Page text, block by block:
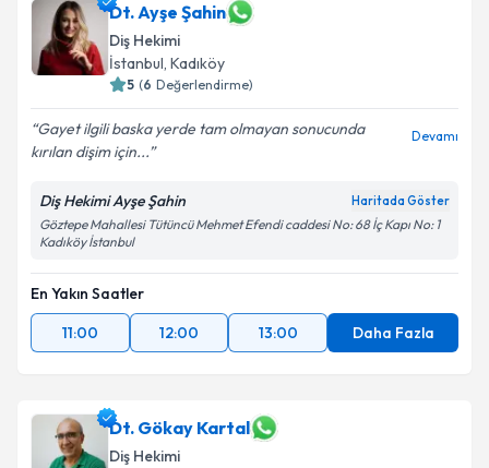
Dt. Ayşe Şahin
Diş Hekimi
İstanbul, Kadıköy
5 (6 Değerlendirme)
Gayet ilgili baska yerde tam olmayan sonucunda
kırılan dişim için...
Devamı
Diş Hekimi Ayşe Şahin Haritada Göster
Göztepe Mahallesi Tütüncü Mehmet Efendi caddesi No: 68 İç Kapı No: 1
Kadıköy İstanbul
En Yakın Saatler
11:00
12:00 13:00 Daha Fazla
Dt. Gökay Kartal
Diş Hekimi